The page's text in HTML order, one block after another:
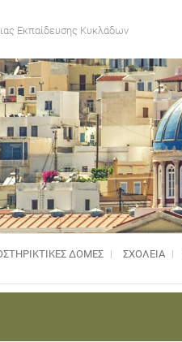
Εκπαίδευσης Κυκλάδων
ΔΟΜΈΣ ΣΧΟΛΕΙΑ